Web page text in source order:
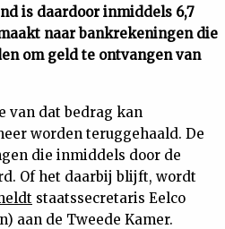
is daardoor inmiddels 6,7
naar bankrekeningen die
om geld te ontvangen van
van dat bedrag kan
worden teruggehaald. De
die inmiddels door de
Of het daarbij blijft, wordt
staatssecretaris Eelco
aan de Tweede Kamer.